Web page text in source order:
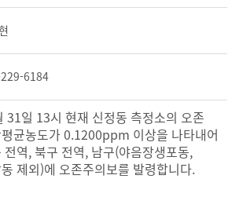
6184
31일 13시 현재 신정동 측정소의 오존
균농도가 0.1200ppm 이상을 나타내어
전역, 북구 전역, 남구(야음장생포동,
제외)에 오존주의보를 발령합니다.